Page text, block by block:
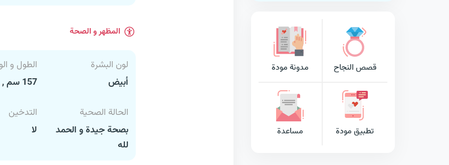
قصص النجاح مدونة مودة
تطبيق مودة مساعدة
المظهر و الصحة
لون البشرة
أبيض
الطول و
157 سم , 58 كغ
الحالة الصحية
بصحة جيدة و الحمد
لله
التدخين
لا